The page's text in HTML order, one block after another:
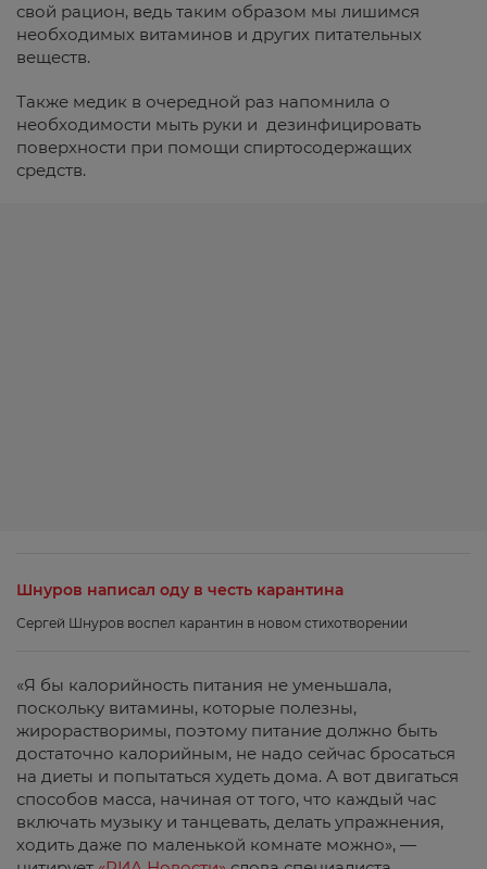
свой рацион, ведь таким образом мы лишимся
необходимых витаминов и других питательных
веществ.
Также медик в очередной раз напомнила о
необходимости мыть руки и дезинфицировать
поверхности при помощи спиртосодержащих
средств.
Шнуров написал оду в честь карантина
Сергей Шнуров воспел карантин в новом стихотворении
«Я бы калорийность питания не уменьшала,
поскольку витамины, которые полезны,
жирорастворимы, поэтому питание должно быть
достаточно калорийным, не надо сейчас бросаться
на диеты и попытаться худеть дома. А вот двигаться
способов масса, начиная от того, что каждый час
включать музыку и танцевать, делать упражнения,
ходить даже по маленькой комнате можно», —